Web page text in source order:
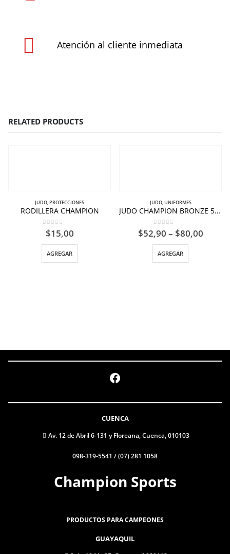
Atención al cliente inmediata
RELATED PRODUCTS
JUDO,PROTECCIONES
RODILLERA CHAMPION
0out of 5
$15,00
AGREGAR
JUDO,UNIFORMES
JUDO CHAMPION BRONZE 550G
0out of 5
$52,90 – $80,00
AGREGAR
Facebook
CUENCA
Av. 12 de Abril 6-131 y Floreana, Cuenca, 010103
098-319-5541 / (07) 281 1058
Champion Sports
PRODUCTOS PARA CAMPEONES
GUAYAQUIL